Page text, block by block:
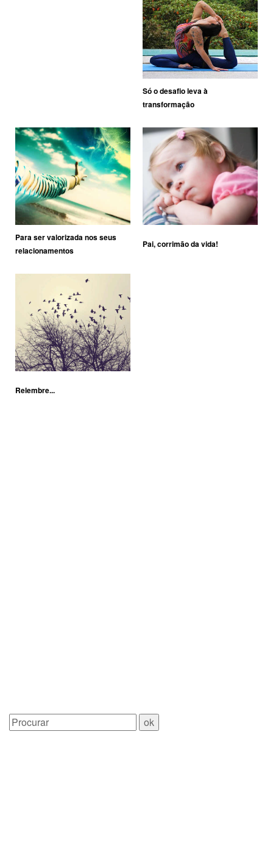
Só o desafio leva à
transformação
Para ser valorizada nos seus
relacionamentos
Pai, corrimão da vida!
Relembre...